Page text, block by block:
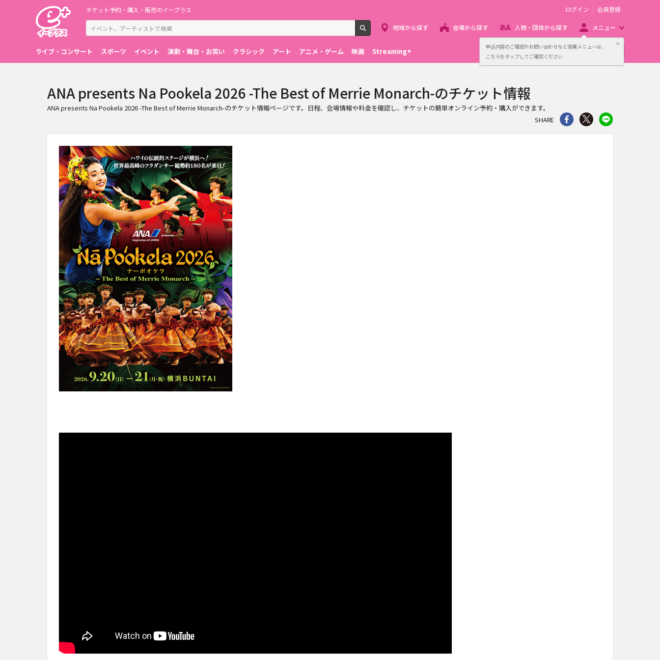
申込内容のご確認やお問い合わせなど各種メニューは、
こちらをタップしてご確認ください
閉じる
チケット予約・購入・販売のイープラス
検索
ログイン 会員登録
地域から探す 会場から探す 人物・団体から探す メニュー
ライブ・コンサート スポーツ イベント 演劇・舞台・お笑い クラシック アート アニメ・ゲーム 映画 Streaming+ 主催者向け販売サービス
ANA presents Na Pookela 2026 -The Best of Merrie Monarch-のチケット情報
ANA presents Na Pookela 2026 -The Best of Merrie Monarch-のチケット情報ページです。日程、会場情報や料金を確認し、チケットの簡単オンライン予約・購入ができます。
SHARE
シェア Twitter